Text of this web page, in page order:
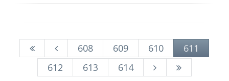
608 609 610
611
612
613 614